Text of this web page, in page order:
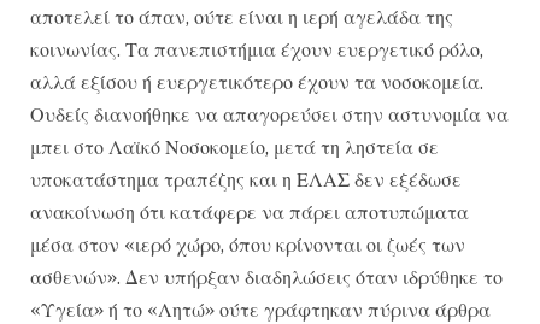
αποτελεί το άπαν, ούτε είναι η ιερή αγελάδα της
κοινωνίας. Τα πανεπιστήμια έχουν ευεργετικό ρόλο,
αλλά εξίσου ή ευεργετικότερο έχουν τα νοσοκομεία.
Ουδείς διανοήθηκε να απαγορεύσει στην αστυνομία να
μπει στο Λαϊκό Νοσοκομείο, μετά τη ληστεία σε
υποκατάστημα τραπέζης και η ΕΛΑΣ δεν εξέδωσε
ανακοίνωση ότι κατάφερε να πάρει αποτυπώματα
μέσα στον «ιερό χώρο, όπου κρίνονται οι ζωές των
ασθενών». Δεν υπήρξαν διαδηλώσεις όταν ιδρύθηκε το
«Υγεία» ή το «Λητώ» ούτε γράφτηκαν πύρινα άρθρα